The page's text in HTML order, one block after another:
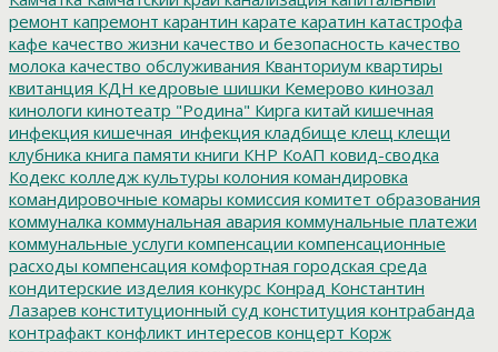
ремонт капремонт карантин карате каратин катастрофа
кафе качество жизни качество и безопасность качество
молока качество обслуживания Кванториум квартиры
квитанция КДН кедровые шишки Кемерово кинозал
кинологи кинотеатр "Родина" Кирга китай кишечная
инфекция кишечная_инфекция кладбище клещ клещи
клубника книга памяти книги КНР КоАП ковид-сводка
Кодекс колледж культуры колония командировка
командировочные комары комиссия комитет образования
коммуналка коммунальная авария коммунальные платежи
коммунальные услуги компенсации компенсационные
расходы компенсация комфортная городская среда
кондитерские изделия конкурс Конрад Константин
Лазарев конституционный суд конституция контрабанда
контрафакт конфликт интересов концерт Корж